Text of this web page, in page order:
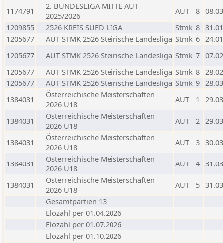
1174791
2. BUNDESLIGA MITTE AUT
2025/2026
AUT 8
1209855
2526 KREIS SUED LIGA Stmk 8
1205677
AUT STMK 2526 Steirische Landesliga Stmk 6
1205677
AUT STMK 2526 Steirische Landesliga Stmk 7
1205677
AUT STMK 2526 Steirische Landesliga Stmk 8
1205677
AUT STMK 2526 Steirische Landesliga Stmk 9
1384031
Österreichische Meisterschaften
2026 U18
AUT 1
1384031
Österreichische Meisterschaften
2026 U18
AUT 2
1384031
Österreichische Meisterschaften
2026 U18
AUT 3
1384031
Österreichische Meisterschaften
2026 U18
AUT 4
1384031
Österreichische Meisterschaften
2026 U18
AUT 5
Gesamtpartien 13
Elozahl per 01.04.2026
Elozahl per 01.07.2026
Elozahl per 01.10.2026